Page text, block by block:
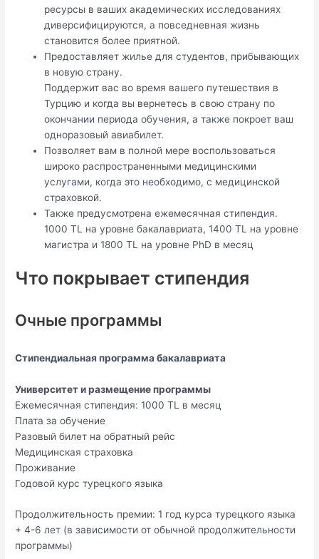
ресурсы в ваших академических исследованиях
диверсифицируются, а повседневная жизнь
становится более приятной.
Предоставляет жилье для студентов, прибывающих
в новую страну.
Поддержит вас во время вашего путешествия в
Турцию и когда вы вернетесь в свою страну по
окончании периода обучения, а также покроет ваш
одноразовый авиабилет.
Позволяет вам в полной мере воспользоваться
широко распространенными медицинскими
услугами, когда это необходимо, с медицинской
страховкой.
Также предусмотрена ежемесячная стипендия.
1000 TL на уровне бакалавриата, 1400 TL на уровне
магистра и 1800 TL на уровне PhD в месяц
Что покрывает стипендия
Очные программы
Стипендиальная программа бакалавриата
Университет и размещение программы
Ежемесячная стипендия: 1000 TL в месяц
Плата за обучение
Разовый билет на обратный рейс
Медицинская страховка
Проживание
Годовой курс турецкого языка
Продолжительность премии: 1 год курса турецкого языка
+ 4-6 лет (в зависимости от обычной продолжительности
программы)